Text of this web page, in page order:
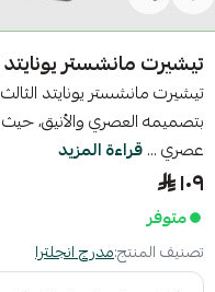
تيشيرت مانشستر يونايتد
بتصميمه العصري والأنيق،
عصري ...قراءة المزيد
١٠٩
متوفر
تصنيف المنتج:مدرج انجلترا